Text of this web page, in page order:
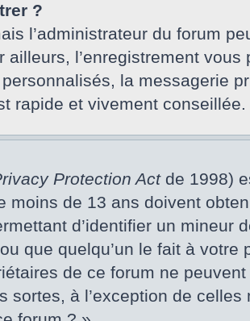
?
l’administrateur du forum
ailleurs, l’enregistrement
la messagerie
rapide et vivement conseillée.
Protection Actde 1998)
moins de 13 ans doivent
d’identifier un mineur
que quelqu’un le fait à
de ce forum ne
sortes, à l’exception de